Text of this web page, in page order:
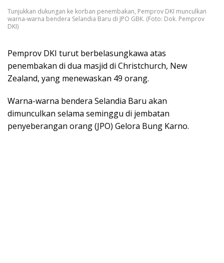
Tunjukkan dukungan ke korban penembakan, Pemprov DKI munculkan
warna-warna bendera Selandia Baru di JPO GBK. (Foto: Dok. Pemprov
DKI)
Pemprov DKI turut berbelasungkawa atas
penembakan di dua masjid di Christchurch, New
Zealand, yang menewaskan 49 orang.
Warna-warna bendera Selandia Baru akan
dimunculkan selama seminggu di jembatan
penyeberangan orang (JPO) Gelora Bung Karno.